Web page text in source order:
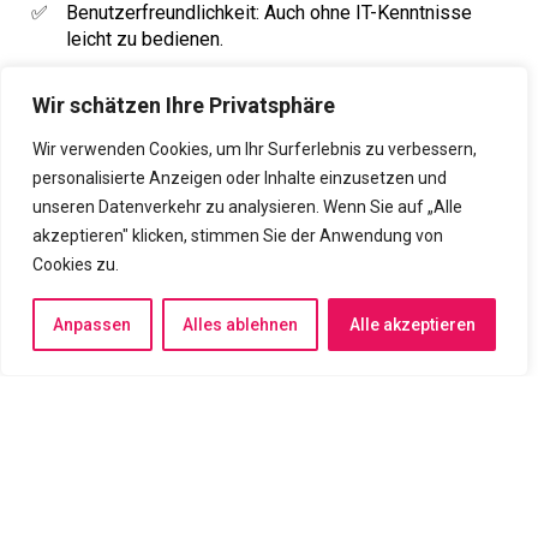
Wir schätzen Ihre Privatsphäre
Wir verwenden Cookies, um Ihr Surferlebnis zu verbessern,
personalisierte Anzeigen oder Inhalte einzusetzen und
unseren Datenverkehr zu analysieren. Wenn Sie auf „Alle
akzeptieren" klicken, stimmen Sie der Anwendung von
Cookies zu.
Anpassen Alles ablehnen Alle akzeptieren
Benutzerfreundlichkeit: Auch ohne IT-Kenntnisse
leicht zu bedienen.
Lohnabrechnungen bis zur Finanzplanung.
Zuverlässigkeit: Rechtssichere Abwicklung nach
aktuellen gesetzlichen Standards.
Flexibilität: Ideal für Einzelunternehmer, Start-ups und
KMUs.
Die wichtigsten Vorteile von Lexware